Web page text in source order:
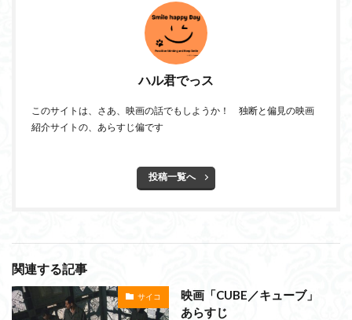
ハル君でっス
このサイトは、さあ、映画の話でもしようか！ 独断と偏見の映画
紹介サイトの、あらすじ偏です
投稿一覧へ
関連する記事
サイコ
映画「CUBE／キューブ」
あらすじ